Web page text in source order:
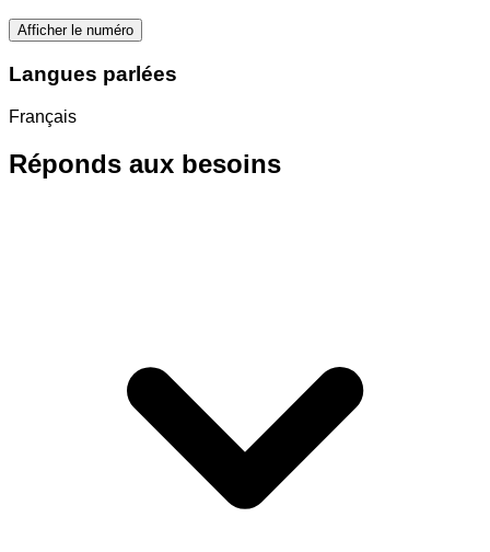
Afficher le numéro
Langues parlées
Français
Réponds aux besoins